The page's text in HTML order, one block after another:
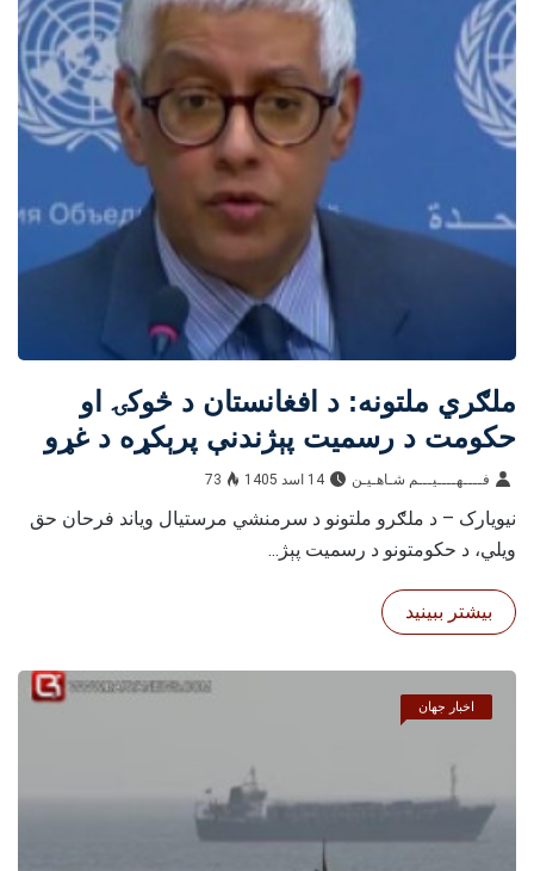
ملګري ملتونه: د افغانستان د څوکۍ او
حکومت د رسمیت پېژندنې پرېکړه د غړو
هېوادونو صلاحیت دی
فــــهــــيـــم شـاهـیـن‎‎ 14 اسد 1405 73
نیویارک – د ملګرو ملتونو د سرمنشي مرستیال ویاند فرحان حق
ویلي، د حکومتونو د رسمیت پېژ...
بیشتر ببینید
اخبار جهان